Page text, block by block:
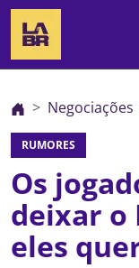
Negociações
RUMORES
Os
deixar o
eles